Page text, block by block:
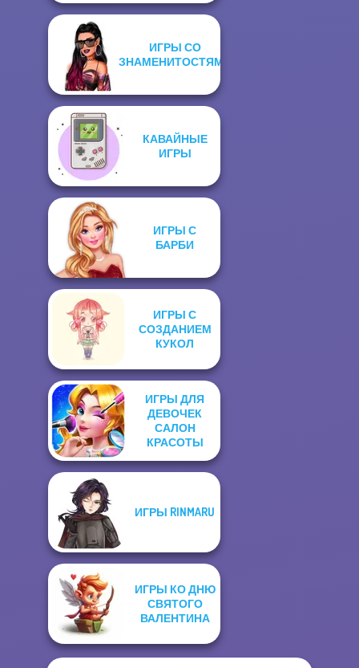
ИГРЫ СО
ЗНАМЕНИТОСТЯМИ
КАВАЙНЫЕ
ИГРЫ
ИГРЫ С
БАРБИ
ИГРЫ С
СОЗДАНИЕМ
КУКОЛ
ИГРЫ ДЛЯ
ДЕВОЧЕК
САЛОН
КРАСОТЫ
ИГРЫ RINMARU
ИГРЫ КО ДНЮ
СВЯТОГО
ВАЛЕНТИНА